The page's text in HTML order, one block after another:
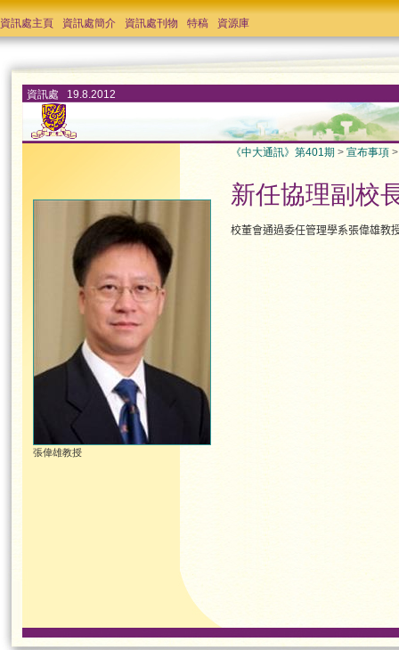
資訊處主頁 資訊處簡介 資訊處刊物 特稿 資源庫
資訊處 19.8.2012
張偉雄教授
《中大通訊》第401期 > 宣布事項
新任協理副校
校董會通過委任管理學系張偉雄教